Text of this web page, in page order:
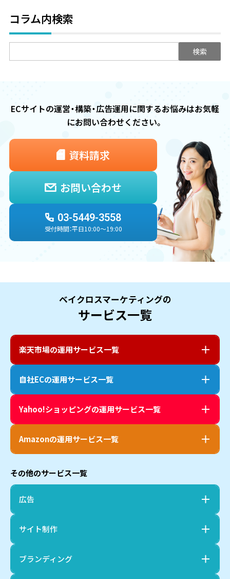
コラム内検索
索:
ECサイトの運営・構築・広告運用に関するお悩みはお気軽
にお問い合わせください。
03-5449-3558
受付時間：平日10:00〜19:00
お問い合わせ
資料請求
ベイクロスマーケティングの
サービス一覧
楽天市場の運用サービス一覧
自社ECの運用サービス一覧
Yahoo!ショッピングの運用サービス一覧
Amazonの運用サービス一覧
その他のサービス一覧
広告
サイト制作
ブランディング